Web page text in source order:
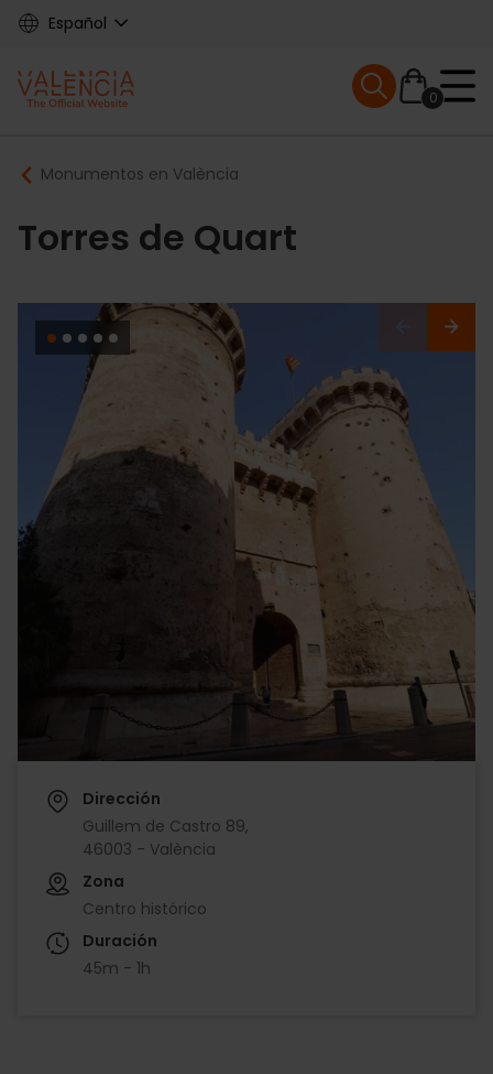
Skip
content
Español
Main
navigation
0
Mobile menu
Breadcrumb
Monumentos en València
Torres de Quart
Dirección
Guillem de Castro 89,
46003 - València
Zona
Centro histórico
Duración
45m - 1h